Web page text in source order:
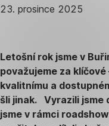
23. prosince 2025
Letošní rok jsme v
považujeme za
kvalitnímu a
šli jinak. Vyrazili jsme
jsme v rámci